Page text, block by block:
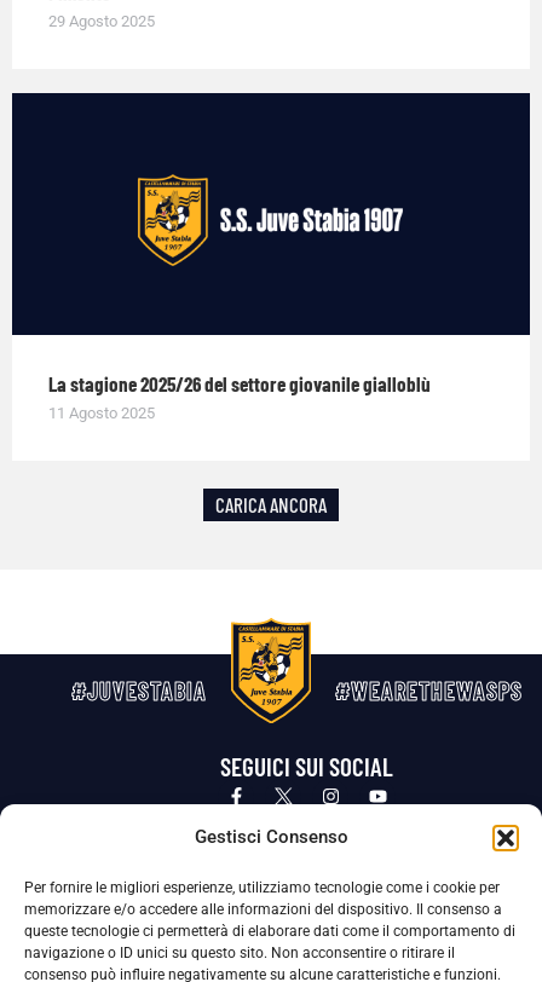
Gestisci Consenso
Per fornire le migliori esperienze, utilizziamo tecnologie come i cookie per
memorizzare e/o accedere alle informazioni del dispositivo. Il consenso a
queste tecnologie ci permetterà di elaborare dati come il comportamento di
navigazione o ID unici su questo sito. Non acconsentire o ritirare il
consenso può influire negativamente su alcune caratteristiche e funzioni.
29 Agosto 2025
La stagione 2025/26 del settore giovanile gialloblù
11 Agosto 2025
CARICA ANCORA
#JUVESTABIA #WEARETHEWASPS
SEGUICI SUI SOCIAL
Privacy Policy Cookie Policy
La Società ha nominato il Responsabile della Protezione dei Dati Personali (DPO), figura specializzata che vigila sulle modalità
adottate dalla nostra Società per tutelare i Suoi dati personali.
Per contattare il DPO può scrivere a